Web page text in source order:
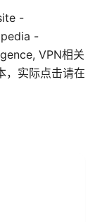
-
-
VPN相关
，实际点击请在